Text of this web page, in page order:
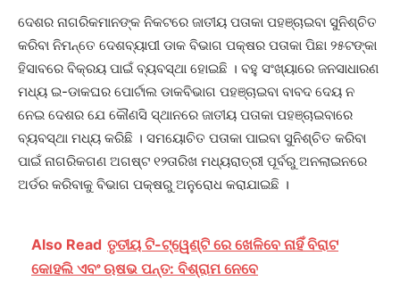
ଦେଶର ନାଗରିକମାନଙ୍କ ନିକଟରେ ଜାତୀୟ ପତାକା ପହଞ୍ଚାଇବା ସୁନିଶ୍ଚିତ
କରିବା ନିମନ୍ତେ ଦେଶବ୍ୟାପୀ ଡାକ ବିଭାଗ ପକ୍ଷର ପତାକା ପିଛା ୨୫ଟଙ୍କା
ହିସାବରେ ବିକ୍ରୟ ପାଇଁ ବ୍ୟବସ୍ଥା ହୋଇଛି । ବହୁ ସଂଖ୍ୟାରେ ଜନସାଧାରଣ
ମଧ୍ୟ ଇ-ଡାକଘର ପୋର୍ଟାଲ ଡାକବିଭାଗ ପହଞ୍ଚାଇବା ବାବଦ ଦେୟ ନ
ନେଇ ଦେଶର ଯେ କୌଣସି ସ୍ଥାନରେ ଜାତୀୟ ପତାକା ପହଞ୍ଚାଇବାରେ
ବ୍ୟବସ୍ଥା ମଧ୍ୟ କରିଛି । ସମୟୋଚିତ ପତାକା ପାଇବା ସୁନିଶ୍ଚିତ କରିବା
ପାଇଁ ନାଗରିକଗଣ ଅଗଷ୍ଟ ୧୨ତାରିଖ ମଧ୍ୟରାତ୍ରୀ ପୂର୍ବରୁ ଅନଲାଇନରେ
ଅର୍ଡର କରିବାକୁ ବିଭାଗ ପକ୍ଷରୁ ଅନୁରୋଧ କରାଯାଇଛି ।
Also Read ତୃତୀୟ ଟି-ଟ୍ୱେଣ୍ଟି ରେ ଖେଳିବେ ନାହିଁ ବିରାଟ
କୋହଲି ଏବଂ ଋଷଭ ପନ୍ତ: ବିଶ୍ରାମ ନେବେ